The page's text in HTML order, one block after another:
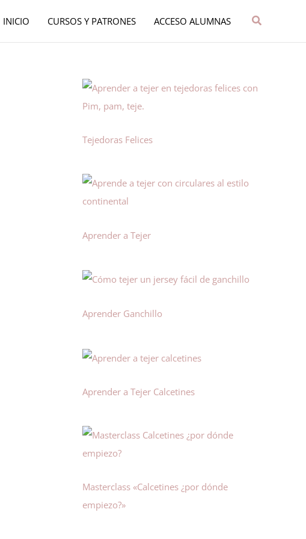
INICIO CURSOS Y PATRONES ACCESO ALUMNAS Buscar
Tejedoras Felices
Aprender a Tejer
Aprender Ganchillo
Aprender a Tejer Calcetines
Masterclass «Calcetines ¿por dónde
empiezo?»